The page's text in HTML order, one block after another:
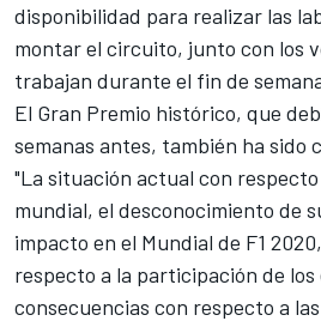
disponibilidad para realizar las
montar el circuito, junto con los
trabajan durante el fin de
El Gran Premio histórico, que
semanas antes, también ha sido
"La situación actual con
mundial, el desconocimiento de
impacto en el Mundial de F1
respecto a la participación de los
consecuencias con respecto a